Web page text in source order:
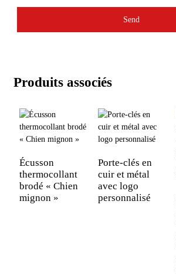
Send
Produits associés
Écusson
thermocollant
brodé « Chien
mignon »
Porte-clés en
cuir et métal
avec logo
personnalisé